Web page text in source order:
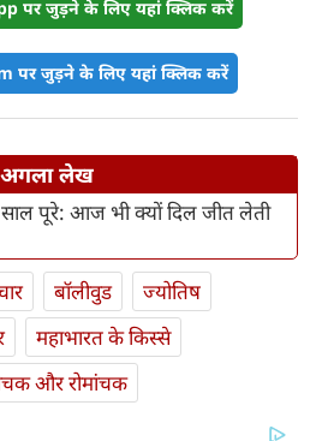
पर जुड़ने के लिए यहां क्लिक करें
पर जुड़ने के लिए यहां क्लिक करें
अगला लेख
साल पूरे: आज भी क्यों दिल जीत लेती
बॉलीवुड
ज्योतिष
महाभारत के किस्से
और रोमांचक